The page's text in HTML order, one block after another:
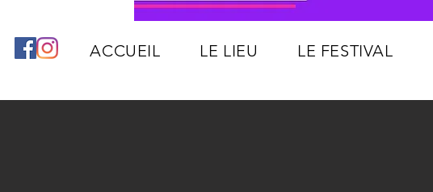
ACCUEIL LE LIEU LE FESTIVAL